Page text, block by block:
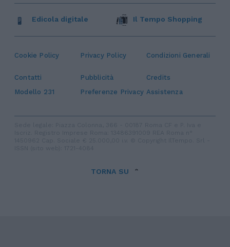
Cookie Policy Privacy Policy Condizioni Generali
Contatti Pubblicità
Credits
Modello 231
Preferenze Privacy Assistenza
Edicola digitale Il Tempo Shopping
TORNA SU